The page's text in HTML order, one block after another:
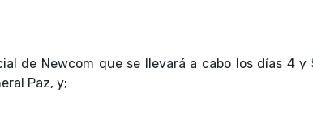
de Newcom que se llevará a cabo los días 4
Paz, y;